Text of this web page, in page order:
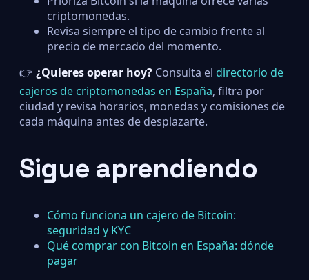
criptomonedas.
Revisa siempre el tipo de cambio frente al
precio de mercado del momento.
👉 ¿Quieres operar hoy? Consulta el directorio de
cajeros de criptomonedas en España, filtra por
ciudad y revisa horarios, monedas y comisiones de
cada máquina antes de desplazarte.
Sigue aprendiendo
Cómo funciona un cajero de Bitcoin:
seguridad y KYC
Qué comprar con Bitcoin en España: dónde
pagar